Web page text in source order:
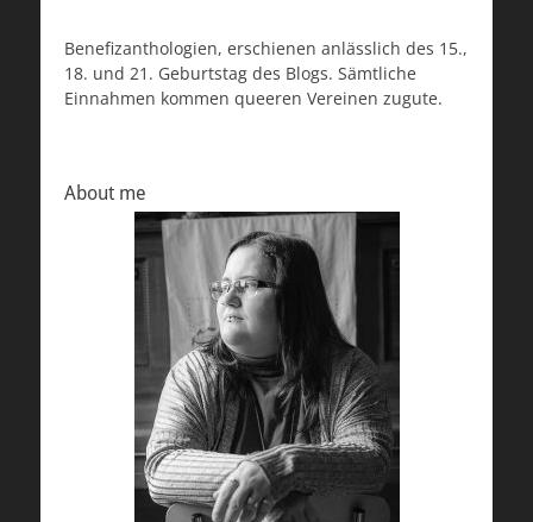
Benefizanthologien, erschienen anlässlich des 15.,
18. und 21. Geburtstag des Blogs. Sämtliche
Einnahmen kommen queeren Vereinen zugute.
About me